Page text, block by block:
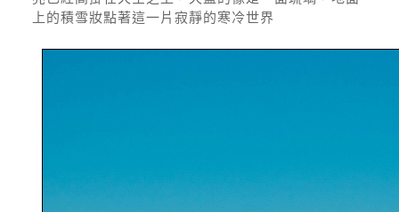
上的積雪妝點著這一片寂靜的寒冷世界